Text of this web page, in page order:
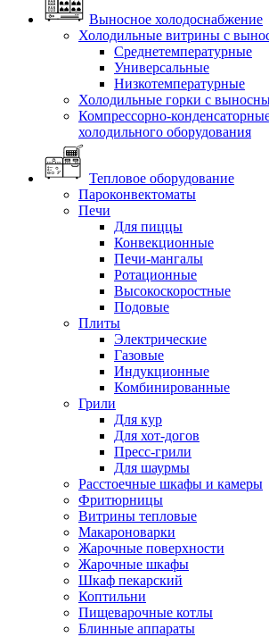
Выносное холодоснабжение
Холодильные витрины с
Среднетемпературные
Универсальные
Низкотемпературные
Холодильные горки с
Компрессорно-
холодильного оборудования
Тепловое оборудование
Пароконвектоматы
Печи
Для пиццы
Конвекционные
Печи-мангалы
Ротационные
Высокоскоростные
Подовые
Плиты
Электрические
Газовые
Индукционные
Комбинированные
Грили
Для кур
Для хот-догов
Пресс-грили
Для шаурмы
Расстоечные шкафы и камеры
Фритюрницы
Витрины тепловые
Макароноварки
Жарочные поверхности
Жарочные шкафы
Шкаф пекарский
Коптильни
Пищеварочные котлы
Блинные аппараты